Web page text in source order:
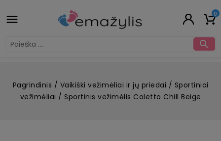
 0

Pagrindinis Vaikiški vežimėliai ir jų priedai
Sportiniai
vežimėliai
Sportinis vežimėlis Coletto Chill Beige